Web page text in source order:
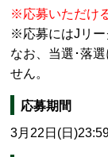
※応募いただけ
※応募にはJリー
なお、当選･落
せん。
応募期間
3月22日(日